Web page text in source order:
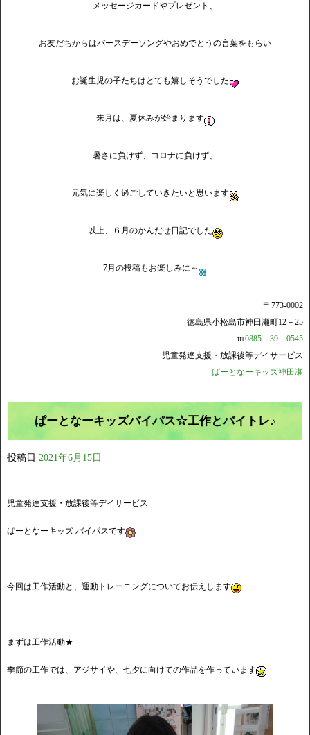
メッセージカードやプレゼント、
お友だちからはバースデーソングやおめでとうの言葉をもらい
お誕生児の子たちはとても嬉しそうでした
来月は、夏休みが始まります
暑さに負けず、コロナに負けず、
元気に楽しく過ごしていきたいと思います
以上、６月のかんだせ日記でした
7月の投稿もお楽しみに～
〒773-0002
徳島県小松島市神田瀬町12－25
℡0885－39－0545
児童発達支援・放課後等デイサービス
ぱーとなーキッズ神田瀬
ぱーとなーキッズバイパス☆工作とバイトレ♪
投稿日 2021年6月15日
児童発達支援・放課後等デイサービス
ぱーとなーキッズ バイパスです
今回は工作活動と、運動トレーニングについてお伝えします
まずは工作活動★
季節の工作では、アジサイや、七夕に向けての作品を作っています